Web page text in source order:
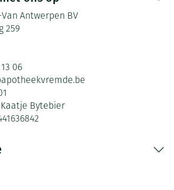
Antwerpen BV
259
06
apotheekvremde.be
Kaatje Bytebier